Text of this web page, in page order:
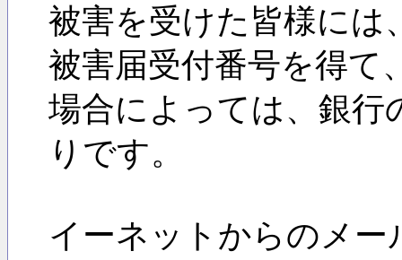
被害を受けた皆様には
被害届受付番号を得て
場合によっては、銀行
りです。
イーネットからのメ